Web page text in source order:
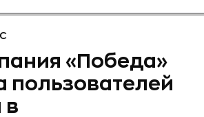
«Победа»
пользователей
в